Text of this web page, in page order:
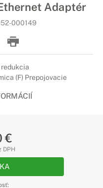
Adaptér
000149
redukcia
(F) Prepojovacie
€
DPH